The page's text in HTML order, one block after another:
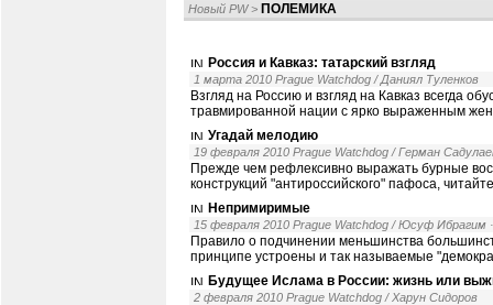
Новый PW > ПОЛЕМИКА
Россия и Кавказ: татарский взгляд
1 марта 2010 Prague Watchdog / Даниял Туленков
Взгляд на Россию и взгляд на Кавказ всегда
травмированной нации с ярко выраженным
Угадай мелодию
19 февраля 2010 Prague Watchdog / Герман
Прежде чем рефлексивно выражать бурные
конструкций "антироссийского" пафоса,
Непримиримые
15 февраля 2010 Prague Watchdog / Юсуф Ибрагим
Правило о подчинении меньшинства
принципе устроены и так называемые
Будущее Ислама в России: жизнь или
2 февраля 2010 Prague Watchdog / Харун Сидоров